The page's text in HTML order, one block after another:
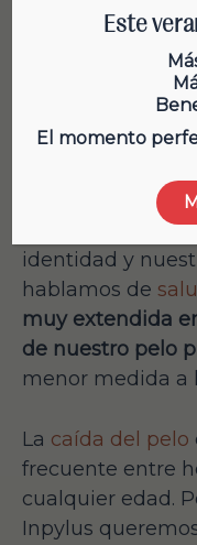
Caída del pelo
¿Influye el
pérdida de
muy visible que
que a menudo
identidad y
hablamos de
muy extendida
de nuestro pelo
menor medida a
La caída del pelo
frecuente entre
cualquier edad.
Inpylus
Este
El momento